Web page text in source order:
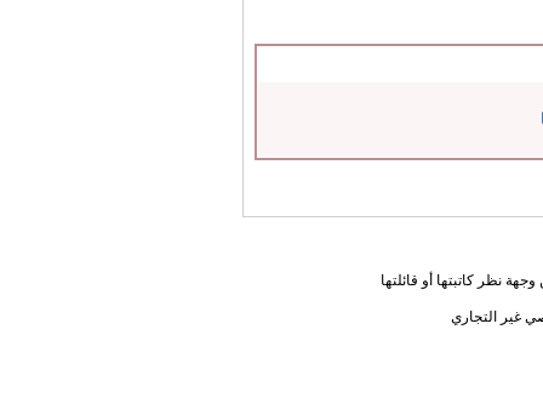
نظر كاتبتها أو قائلتها
غير التجاري